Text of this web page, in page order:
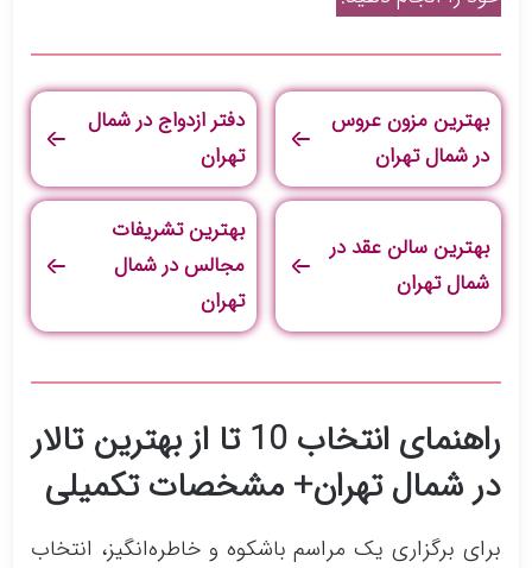
بهترین مزون عروس
در شمال تهران
دفتر ازدواج در شمال
تهران
بهترین سالن عقد در
شمال تهران
بهترین تشریفات
مجالس در شمال
تهران
راهنمای انتخاب 10 تا از بهترین تالار
در شمال تهران+ مشخصات تکمیلی
برای برگزاری یک مراسم باشکوه و خاطره‌انگیز، انتخاب